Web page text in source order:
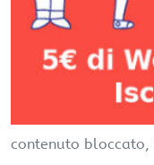
contenuto